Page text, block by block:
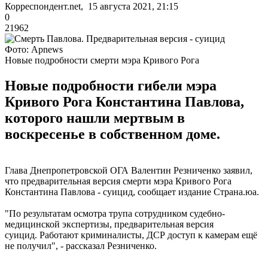
Корреспондент.net, 15 августа 2021, 21:15
0
21962
Фото: Apnews
Новые подробности смерти мэра Кривого Рога
Новые подробности гибели мэра
Кривого Рога Константина Павлова,
которого нашли мертвым в
воскресенье в собственном доме.
Глава Днепропетровской ОГА Валентин Резниченко заявил,
что предварительная версия смерти мэра Кривого Рога
Константина Павлова - суицид, сообщает издание Страна.юа.
"По результатам осмотра трупа сотрудником судебно-
медицинской экспертизы, предварительная версия
суицид. Работают криминалисты, ДСР доступ к камерам ещё
не получил", - рассказал Резниченко.